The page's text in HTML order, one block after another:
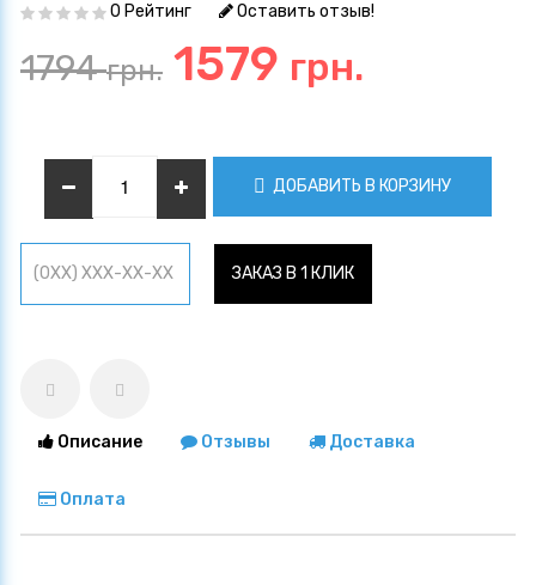
0 Рейтинг Оставить отзыв!
1794грн. 1579 грн.
ДОБАВИТЬ В КОРЗИНУ
ЗАКАЗ В 1 КЛИК
Описание Отзывы Доставка
Оплата